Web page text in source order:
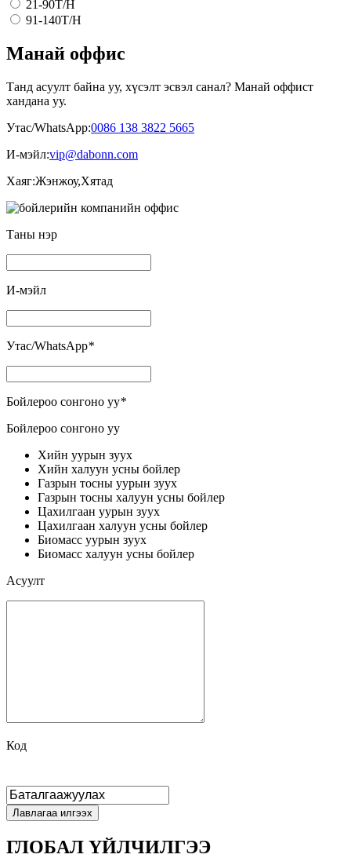
21-90T/H
91-140T/H
Манай оффис
Танд асуулт байна уу, хүсэлт эсвэл санал? Манай оффист
хандана уу.
Утас/WhatsApp:0086 138 3822 5665
И-мэйл:vip@dabonn.com
Хаяг:Жэнжоу,Хятад
Таны нэр
И-мэйл
Утас/WhatsApp*
Бойлероо сонгоно уу*
Бойлероо сонгоно уу
Хийн уурын зуух
Хийн халуун усны бойлер
Газрын тосны уурын зуух
Газрын тосны халуун усны бойлер
Цахилгаан уурын зуух
Цахилгаан халуун усны бойлер
Биомасс уурын зуух
Биомасс халуун усны бойлер
Асуулт
Код
ГЛОБАЛ ҮЙЛЧИЛГЭЭ